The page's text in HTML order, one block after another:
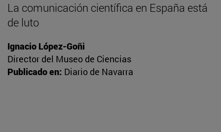
La comunicación científica en España está
de luto
Ignacio López-Goñi
Director del Museo de Ciencias
Publicado en: Diario de Navarra